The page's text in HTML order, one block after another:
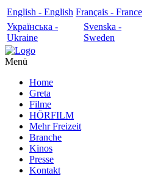
English - English Français - France
Українська -
Ukraine
Svenska -
Sweden
Menü
Home
Greta
Filme
HÖRFILM
Mehr Freizeit
Branche
Kinos
Presse
Kontakt